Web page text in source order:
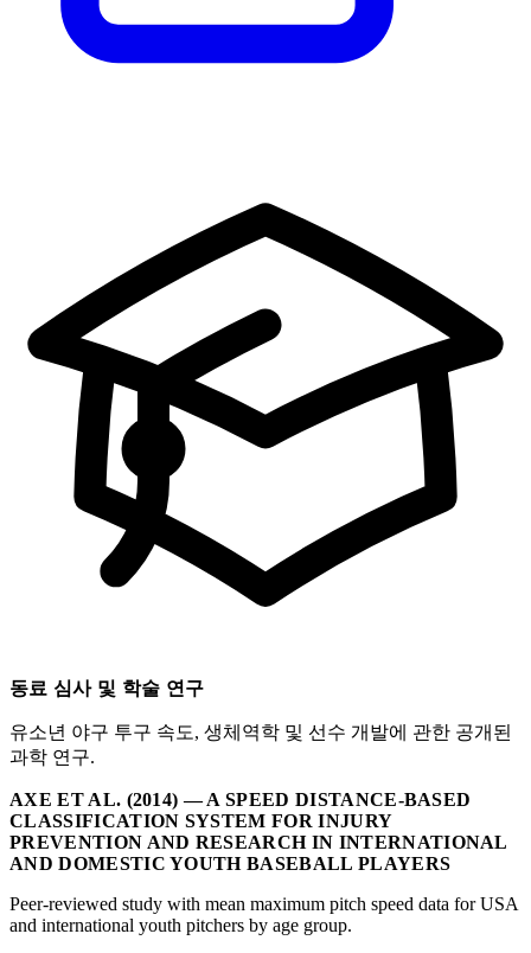
동료 심사 및 학술 연구
유소년 야구 투구 속도, 생체역학 및 선수 개발에 관한 공개된
과학 연구.
AXE ET AL. (2014) — A SPEED DISTANCE-BASED
CLASSIFICATION SYSTEM FOR INJURY
PREVENTION AND RESEARCH IN INTERNATIONAL
AND DOMESTIC YOUTH BASEBALL PLAYERS
Peer-reviewed study with mean maximum pitch speed data for USA
and international youth pitchers by age group.